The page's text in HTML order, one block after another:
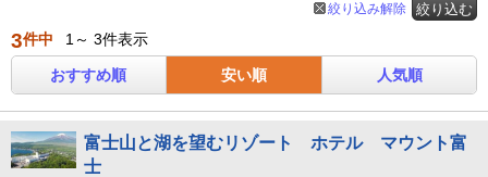
絞り込む
絞り込み解除
3件中 1～ 3件表示
おすすめ順 安い順 人気順
富士山と湖を望むリゾート ホテル マウント富
士